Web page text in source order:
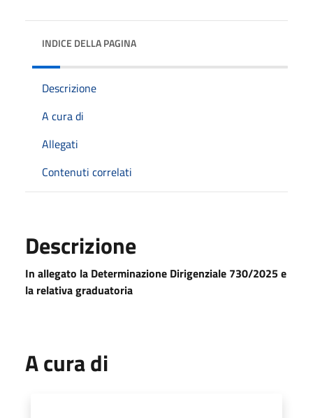
INDICE DELLA PAGINA
Descrizione
A cura di
Allegati
Contenuti correlati
Descrizione
In allegato la Determinazione Dirigenziale 730/2025 e
la relativa graduatoria
A cura di